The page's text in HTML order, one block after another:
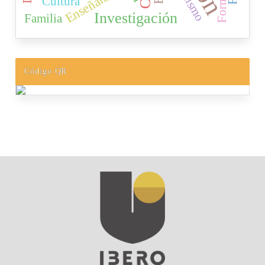
Investigación
Familia
Código QR